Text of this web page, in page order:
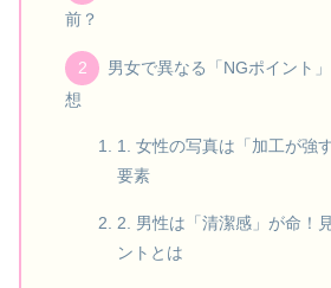
前？
男女で異なる「NGポイント
想
1. 女性の写真は「加工が強
要素
2. 男性は「清潔感」が命！
ントとは